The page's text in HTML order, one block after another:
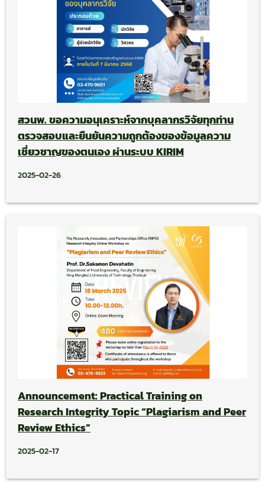
สวนพ. ขอความอนุเคราะห์จากบุคลากรวิจัยทุกท่าน
ตรวจสอบและยืนยันความถูกต้องของข้อมูลความ
เชี่ยวชาญของตนเอง ผ่านระบบ KIRIM
2025-02-26
Announcement: Practical Training on
Research Integrity Topic “Plagiarism and Peer
Review Ethics”
2025-02-17